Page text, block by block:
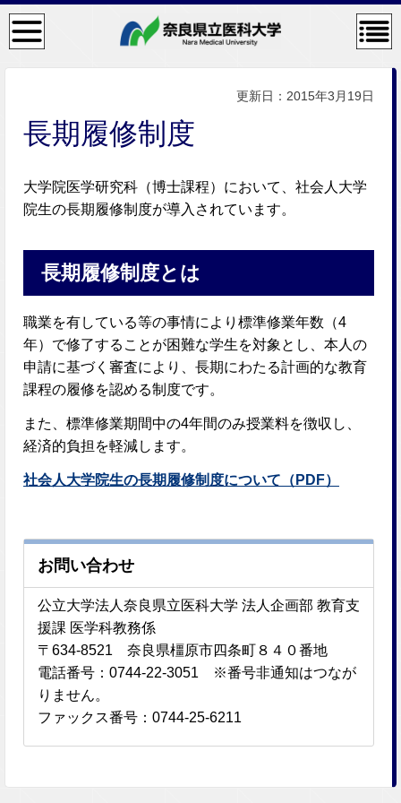
検
索・
メニ
コン
テン
ニュ
ー
更新日：2015年3月19日
長期履修制度
大学院医学研究科（博士課程）において、社会人大学
院生の長期履修制度が導入されています。
長期履修制度とは
職業を有している等の事情により標準修業年数（4
年）で修了することが困難な学生を対象とし、本人の
申請に基づく審査により、長期にわたる計画的な教育
課程の履修を認める制度です。
また、標準修業期間中の4年間のみ授業料を徴収し、
経済的負担を軽減します。
社会人大学院生の長期履修制度について（PDF）
お問い合わせ
公立大学法人奈良県立医科大学 法人企画部 教育支
援課 医学科教務係
〒634-8521 奈良県橿原市四条町８４０番地
電話番号：0744-22-3051 ※番号非通知はつなが
りません。
ファックス番号：0744-25-6211